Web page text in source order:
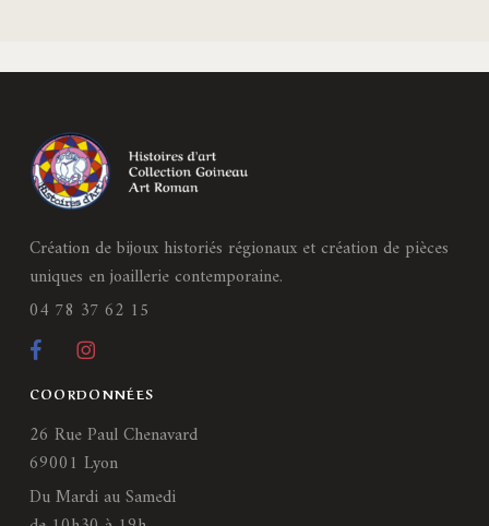
Création de bijoux historiés régionaux et création de pièces
uniques en joaillerie contemporaine.
04 78 37 62 15
COORDONNÉES
26 Rue Paul Chenavard
69001 Lyon
Du Mardi au Samedi